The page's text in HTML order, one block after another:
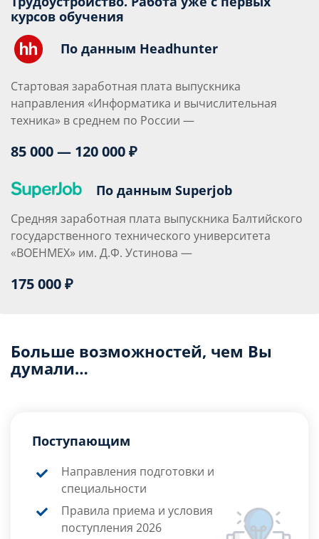
курсов обучения
По данным Headhunter
Стартовая заработная плата выпускника
направления «Информатика и вычислительная
техника» в среднем по России —
85 000 — 120 000 ₽
По данным Superjob
Средняя заработная плата выпускника Балтийского
государственного технического университета
«ВОЕНМЕХ» им. Д.Ф. Устинова —
175 000 ₽
Больше возможностей, чем Вы
думали…
Поступающим
Направления подготовки и
специальности
Правила приема и условия
поступления 2026